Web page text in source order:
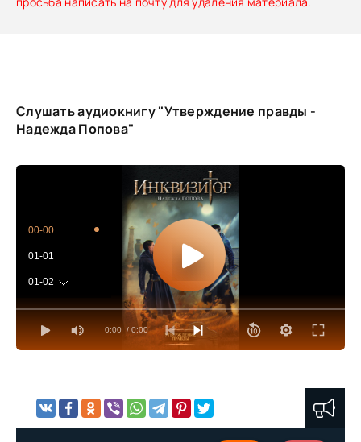
Слушать аудиокнигу "Утверждение правды -
Надежда Попова"
0:00 / 0:00
00-00
01-01
01-02
02-01
02-02
04-01